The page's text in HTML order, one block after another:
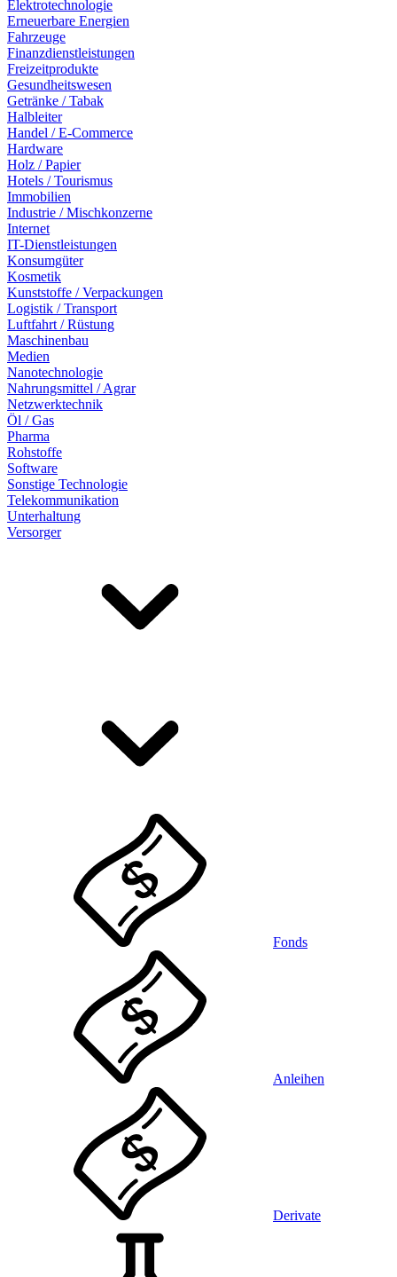
Elektrotechnologie
Erneuerbare Energien
Fahrzeuge
Finanzdienstleistungen
Freizeitprodukte
Gesundheitswesen
Getränke / Tabak
Halbleiter
Handel / E-Commerce
Hardware
Holz / Papier
Hotels / Tourismus
Immobilien
Industrie / Mischkonzerne
Internet
IT-Dienstleistungen
Konsumgüter
Kosmetik
Kunststoffe / Verpackungen
Logistik / Transport
Luftfahrt / Rüstung
Maschinenbau
Medien
Nanotechnologie
Nahrungsmittel / Agrar
Netzwerktechnik
Öl / Gas
Pharma
Rohstoffe
Software
Sonstige Technologie
Telekommunikation
Unterhaltung
Versorger
Fonds
Anleihen
Derivate